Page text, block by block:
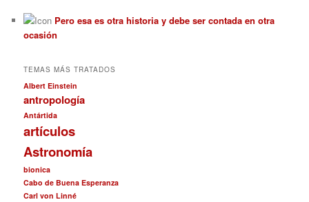
Pero esa es otra historia y debe ser contada en otra
ocasión
TEMAS MÁS TRATADOS
Albert Einstein
antropología
Antártida
artículos
Astronomía
bionica
Cabo de Buena Esperanza
Carl von Linné